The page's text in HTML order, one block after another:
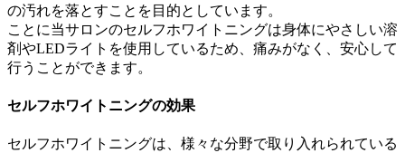
の汚れを落とすことを目的としています。
ことに当サロンのセルフホワイトニングは身体にやさしい溶
剤やLEDライトを使用しているため、痛みがなく、安心して
行うことができます。
セルフホワイトニングの効果
セルフホワイトニングは、様々な分野で取り入れられている